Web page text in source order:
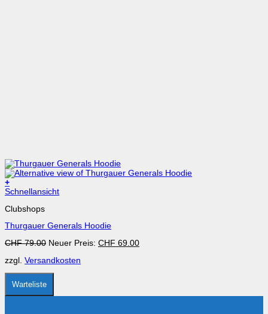
+
Dieses
weist
Varianten
Die
können
auf
der
Produktseite
gewählt
Schnellansicht
Clubshops
Thurgauer Generals Hoodie
CHF79.00 Ursprünglicher
war:
Neuer Preis: CHF 69.00Aktueller
zzgl. Versandkosten
Warteliste